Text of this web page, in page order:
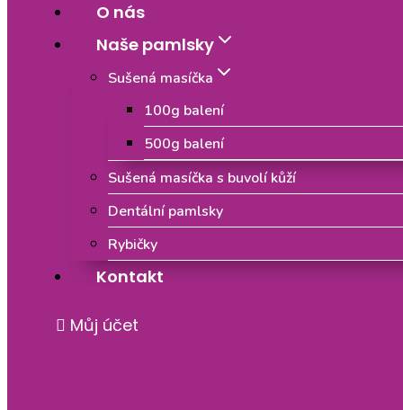
O nás
Naše pamlsky
Sušená masíčka
100g balení
500g balení
Sušená masíčka s buvolí kůží
Dentální pamlsky
Rybičky
Kontakt
Můj účet